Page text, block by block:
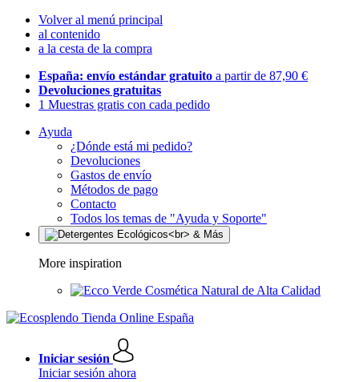
Volver al menú principal
al contenido
a la cesta de la compra
España: envío estándar gratuito a partir de 87,90 €
Devoluciones gratuitas
1 Muestras gratis con cada pedido
Ayuda
¿Dónde está mi pedido?
Devoluciones
Gastos de envío
Métodos de pago
Contacto
Todos los temas de "Ayuda y Soporte"
More inspiration
Cosmética Natural de Alta Calidad
Iniciar sesión
Iniciar sesión ahora